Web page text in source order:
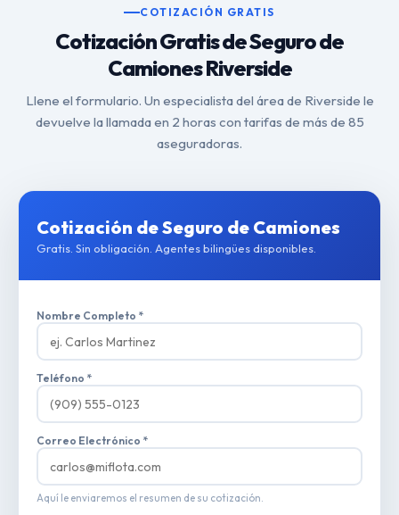
COTIZACIÓN GRATIS
Cotización Gratis de Seguro de
Camiones Riverside
Llene el formulario. Un especialista del área de Riverside le
devuelve la llamada en 2 horas con tarifas de más de 85
aseguradoras.
Cotización de Seguro de Camiones
Gratis. Sin obligación. Agentes bilingües disponibles.
Nombre Completo *
Teléfono *
Correo Electrónico *
Aquí le enviaremos el resumen de su cotización.